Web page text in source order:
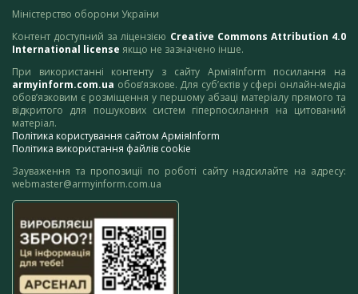
Міністерство оборони України
Контент доступний за ліцензією Creative Commons Attribution 4.0
International license якщо не зазначено інше.
При використанні контенту з сайту АрміяInform посилання на
armyinform.com.ua обов’язкове. Для суб’єктів у сфері онлайн-медіа
обов’язковим є розміщення у першому абзаці матеріалу прямого та
відкритого для пошукових систем гіперпосилання на цитований
матеріал.
Політика користування сайтом АрміяInform
Політика використання файлів cookie
Зауваження та пропозиції по роботі сайту надсилайте на адресу:
webmaster@armyinform.com.ua